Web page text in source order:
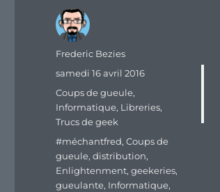
Auteur
Frederic Bezies
Publié
samedi 16 avril 2016
Catégories
Coups de gueule,
Informatique, Libreries,
Trucs de geek
Étiquettes
#méchantfred,Coups de
gueule,distribution,
Enlightenment,geekeries,
gueulante, Informatique,